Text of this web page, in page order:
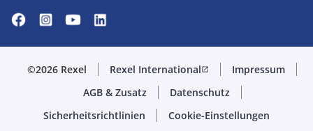
©2026 Rexel Rexel Internationalopen_in_new
Impressum
AGB & Zusatz
Datenschutz
Sicherheitsrichtlinien
Cookie-Einstellungen